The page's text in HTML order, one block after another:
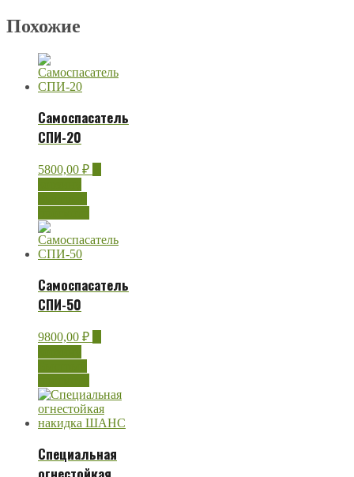
Похожие
Самоспасатель
СПИ-20
5800,00 ₽
Самоспасатель
СПИ-50
9800,00 ₽
Специальная